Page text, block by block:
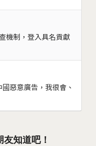
機制，登入具名貢獻
惡意廣告，我很會、
知道吧！